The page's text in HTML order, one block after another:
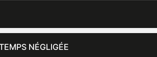
NÉGLIGÉE